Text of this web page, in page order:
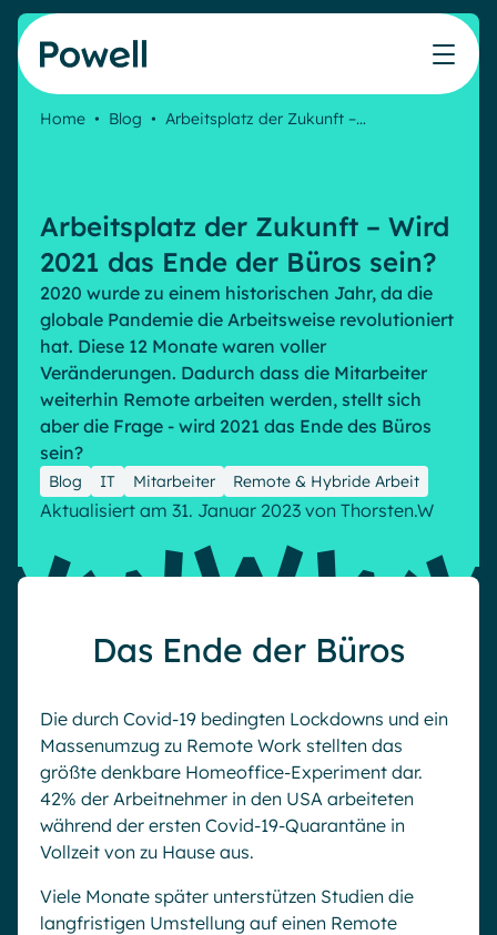
Skip to content
HR Plattform
Interne Kommunikation
Interne Kommunikation
Employee Journey & Engagement
Virtuelles Büro
AI Augmented Digital Workplace
Plattform für digitale Zusammenarbeit
Wissensbasis
ProduktePowell Governance
Ihre MS-Governance-Lösung
Intranet-Funktionen
Generative KI
Sicherheit und Compliance
Unsere Kunden
Partner
Treten Sie dem Expertennetzwerk von Powell bei
Partner finden
Finden Sie den besten Verbündeten, um Ihr Intranet-
Projekt zum Erfolg zu führen
Microsoft x Powell = ♡
Microsoft Gold Partner
Zertifizierter Microsoft-Experte
Ressourcen
Blog
Webinare
Success stories
White papers
Veranstaltungen
EnglishFrançaisDeutsch
Home • Blog • Arbeitsplatz der Zukunft –…
Arbeitsplatz der Zukunft – Wird
2021 das Ende der Büros sein?
2020 wurde zu einem historischen Jahr, da die
globale Pandemie die Arbeitsweise revolutioniert
hat. Diese 12 Monate waren voller
Veränderungen. Dadurch dass die Mitarbeiter
weiterhin Remote arbeiten werden, stellt sich
aber die Frage - wird 2021 das Ende des Büros
sein?
Blog IT Mitarbeiter Remote & Hybride Arbeit
Aktualisiert am 31. Januar 2023 von Thorsten.W
Das Ende der Büros
Die durch Covid-19 bedingten Lockdowns und ein
Massenumzug zu Remote Work stellten das
größte denkbare Homeoffice-Experiment dar.
42% der Arbeitnehmer in den USA arbeiteten
während der ersten Covid-19-Quarantäne in
Vollzeit von zu Hause aus.
Viele Monate später unterstützen Studien die
langfristigen Umstellung auf einen Remote